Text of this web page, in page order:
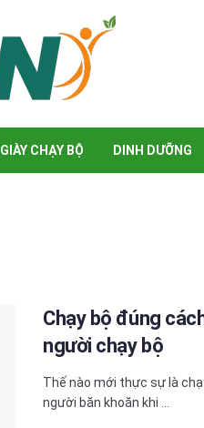
GIÀY CHẠY BỘ DINH DƯỠNG
Chạy bộ đúng
người chạy bộ
Thế nào mới thực sự là
người băn khoăn khi ...